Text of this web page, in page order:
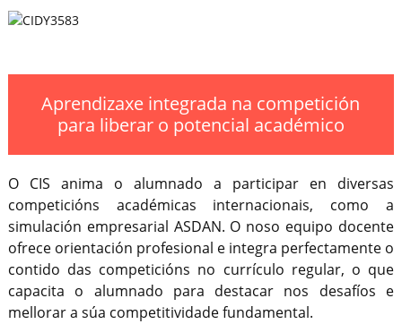
Aprendizaxe integrada na competición
para liberar o potencial académico
O CIS anima o alumnado a participar en diversas
competicións académicas internacionais, como a
simulación empresarial ASDAN. O noso equipo docente
ofrece orientación profesional e integra perfectamente o
contido das competicións no currículo regular, o que
capacita o alumnado para destacar nos desafíos e
mellorar a súa competitividade fundamental.